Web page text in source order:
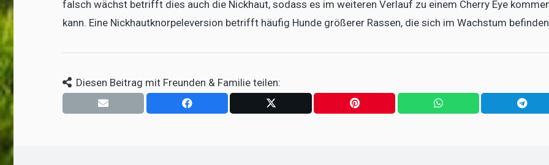
falsch wächst betrifft dies auch die Nickhaut, sodass es im weiteren Verlauf zu einem Cherry Eye
kann. Eine Nickhautknorpeleversion betrifft häufig Hunde größerer Rassen, die sich im Wachstum befinden
Diesen Beitrag mit Freunden & Familie teilen: